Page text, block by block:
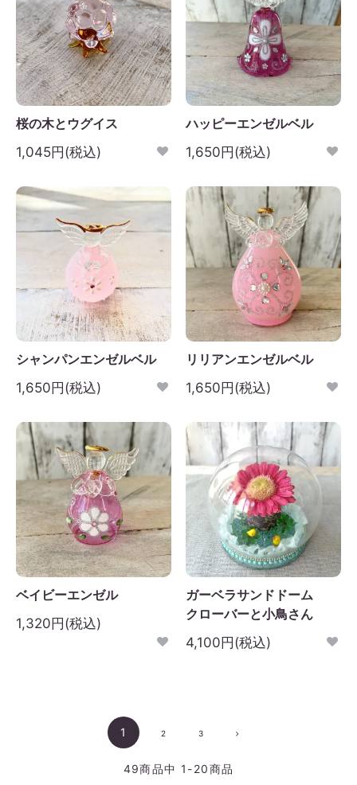
桜の木とウグイス
1,045円(税込)
ハッピーエンゼルベル
1,650円(税込)
シャンパンエンゼルベル
1,650円(税込)
リリアンエンゼルベル
1,650円(税込)
ベイビーエンゼル
1,320円(税込)
ガーベラサンドドーム
クローバーと小鳥さん
4,100円(税込)
1 2 3
49商品中 1-20商品